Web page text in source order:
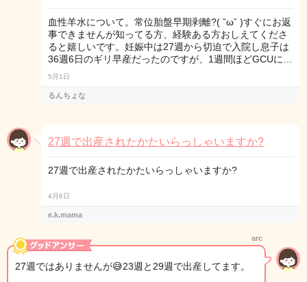
血性羊水について。常位胎盤早期剥離?( ˇωˇ )すぐにお返
事できませんが知ってる方、経験ある方おしえてくださ
ると嬉しいです。妊娠中は27週から切迫で入院し息子は
36週6日のギリ早産だったのですが、1週間ほどGCUに…
5月1日
るんちょな
27週で出産されたかたいらっしゃいますか?
27週で出産されたかたいらっしゃいますか?
4月6日
e.k.mama
arc
27週ではありませんが😅23週と29週で出産してます。